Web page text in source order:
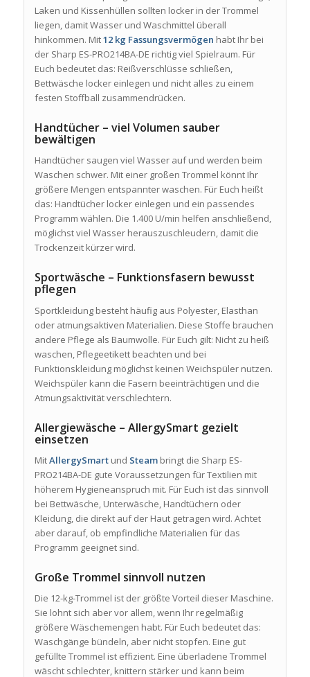
Laken und Kissenhüllen sollten locker in der Trommel
liegen, damit Wasser und Waschmittel überall
hinkommen. Mit12 kg Fassungsvermögen habt Ihr bei
der Sharp ES-PRO214BA-DE richtig viel Spielraum. Für
Euch bedeutet das: Reißverschlüsse schließen,
Bettwäsche locker einlegen und nicht alles zu einem
festen Stoffball zusammendrücken.
Handtücher – viel Volumen sauber
bewältigen
Handtücher saugen viel Wasser auf und werden beim
Waschen schwer. Mit einer großen Trommel könnt Ihr
größere Mengen entspannter waschen. Für Euch heißt
das: Handtücher locker einlegen und ein passendes
Programm wählen. Die 1.400 U/min helfen anschließend,
möglichst viel Wasser herauszuschleudern, damit die
Trockenzeit kürzer wird.
Sportwäsche – Funktionsfasern bewusst
pflegen
Sportkleidung besteht häufig aus Polyester, Elasthan
oder atmungsaktiven Materialien. Diese Stoffe brauchen
andere Pflege als Baumwolle. Für Euch gilt: Nicht zu heiß
waschen, Pflegeetikett beachten und bei
Funktionskleidung möglichst keinen Weichspüler nutzen.
Weichspüler kann die Fasern beeinträchtigen und die
Atmungsaktivität verschlechtern.
Allergiewäsche – AllergySmart gezielt
einsetzen
MitAllergySmartund Steambringt die Sharp ES-
PRO214BA-DE gute Voraussetzungen für Textilien mit
höherem Hygieneanspruch mit. Für Euch ist das sinnvoll
bei Bettwäsche, Unterwäsche, Handtüchern oder
Kleidung, die direkt auf der Haut getragen wird. Achtet
aber darauf, ob empfindliche Materialien für das
Programm geeignet sind.
Große Trommel sinnvoll nutzen
Die 12-kg-Trommel ist der größte Vorteil dieser Maschine.
Sie lohnt sich aber vor allem, wenn Ihr regelmäßig
größere Wäschemengen habt. Für Euch bedeutet das:
Waschgänge bündeln, aber nicht stopfen. Eine gut
gefüllte Trommel ist effizient. Eine überladene Trommel
wäscht schlechter, knittern stärker und kann beim